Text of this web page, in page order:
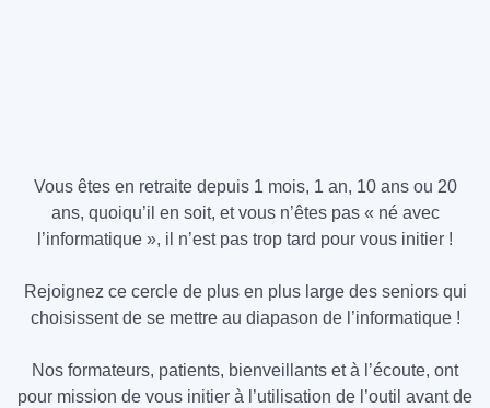
Vous êtes en retraite depuis 1 mois, 1 an, 10 ans ou 20
ans, quoiqu’il en soit, et vous n’êtes pas « né avec
l’informatique », il n’est pas trop tard pour vous initier !
Rejoignez ce cercle de plus en plus large des seniors qui
choisissent de se mettre au diapason de l’informatique !
Nos formateurs, patients, bienveillants et à l’écoute, ont
pour mission de vous initier à l’utilisation de l’outil avant de